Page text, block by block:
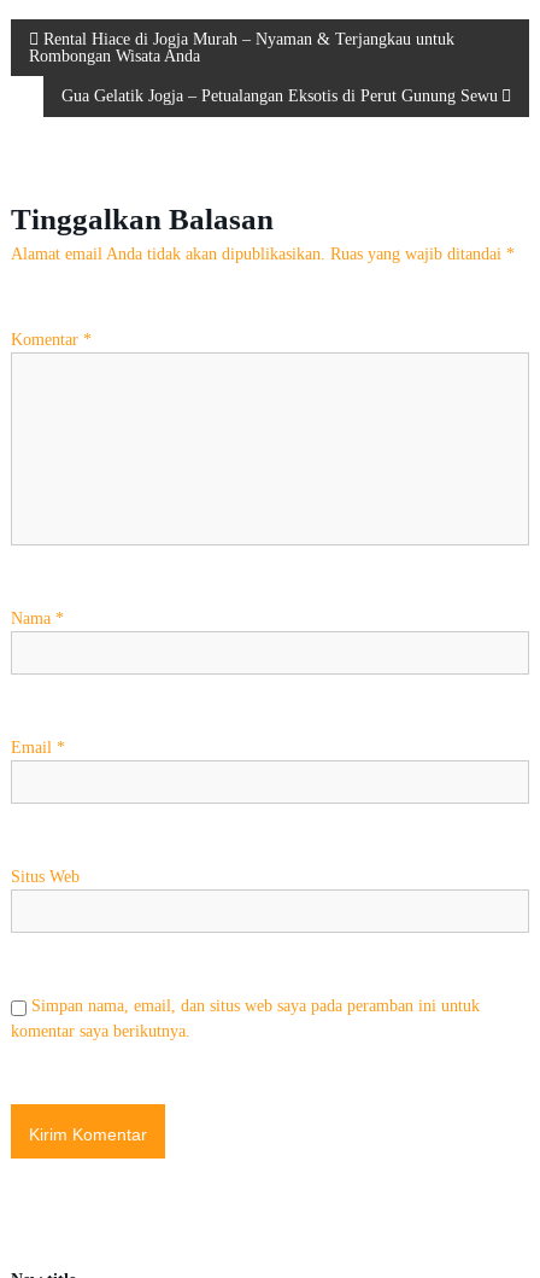
N
i
g
o
Rental Hiace di Jogja Murah – Nyaman & Terjangkau untuk
Rombongan Wisata Anda
Gua Gelatik Jogja – Petualangan Eksotis di Perut Gunung Sewu
Tinggalkan Balasan
Alamat email Anda tidak akan dipublikasikan. Ruas yang wajib ditandai *
Komentar *
Nama *
Email *
Situs Web
Simpan nama, email, dan situs web saya pada peramban ini untuk
komentar saya berikutnya.